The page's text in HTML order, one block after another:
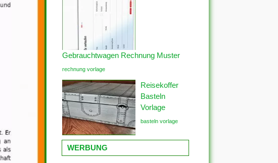
Gebrauchtwagen Rechnung Muster
rechnung vorlage
Reisekoffer
Basteln
Vorlage
basteln vorlage
WERBUNG